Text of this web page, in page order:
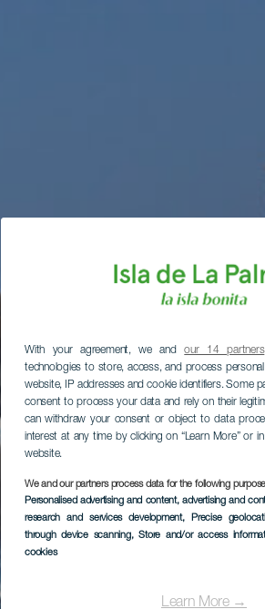
With your agreement, we andour 14 partners
technologies to store, access, and process
website, IP addresses and cookie identifiers. Some
consent to process your data and rely on their
can withdraw your consent or object to data
interest at any time by clicking on “Learn More” or
website.
We and our partners process data for the following
Personalised advertising and content, advertising and
research and services development, Precise
through device scanning, Store and/or access
cookies
Learn More →